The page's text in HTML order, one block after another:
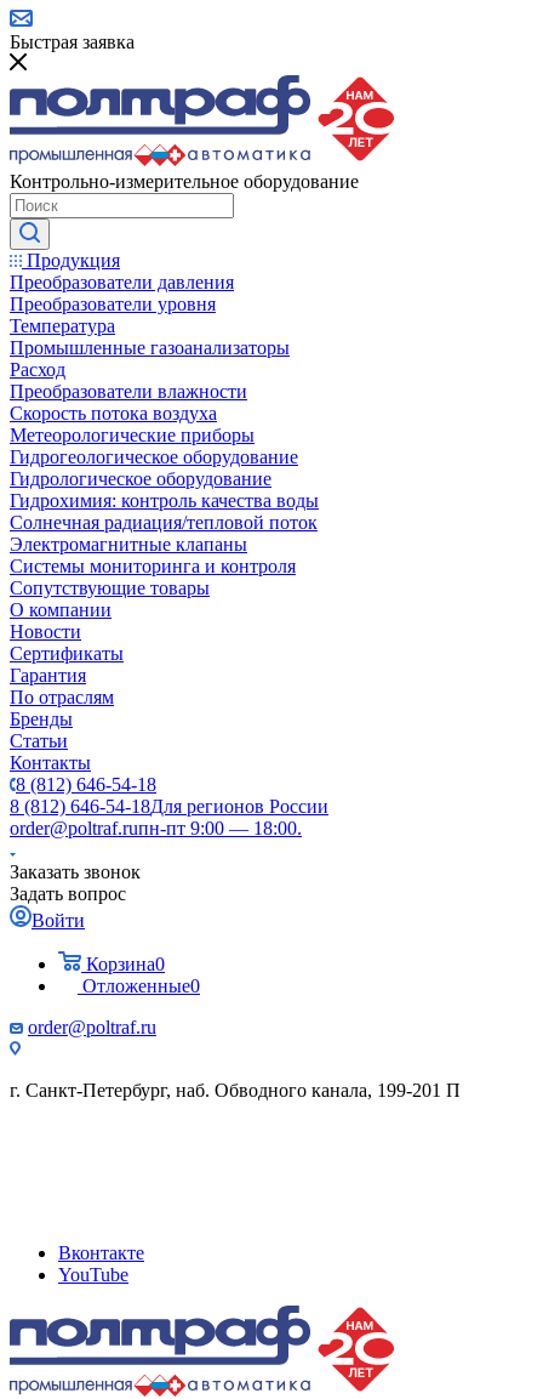
Быстрая заявка
Контрольно-измерительное оборудование
Продукция
Преобразователи давления
Преобразователи уровня
Температура
Промышленные газоанализаторы
Расход
Преобразователи влажности
Скорость потока воздуха
Метеорологические приборы
Гидрогеологическое оборудование
Гидрологическое оборудование
Гидрохимия: контроль качества воды
Солнечная радиация/тепловой поток
Электромагнитные клапаны
Системы мониторинга и контроля
Сопутствующие товары
О компании
Новости
Сертификаты
Гарантия
По отраслям
Бренды
Статьи
Контакты
8 (812) 646-54-18
8 (812) 646-54-18Для регионов России
order@poltraf.ruпн-пт 9:00 — 18:00.
Заказать звонок
Задать вопрос
Войти
Корзина0
Отложенные0
order@poltraf.ru
г. Санкт-Петербург, наб. Обводного канала, 199-201 П
Вконтакте
YouTube